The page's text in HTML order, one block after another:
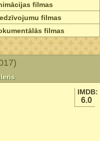
filmas
filmas
filmas
IMDB:
6.0